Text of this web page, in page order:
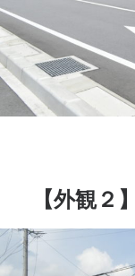
【外観２】